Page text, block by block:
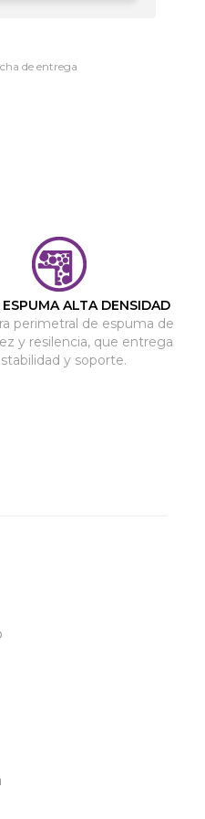
de entrega
ALTA DENSIDAD
perimetral de espuma de
y resilencia, que entrega
y soporte.